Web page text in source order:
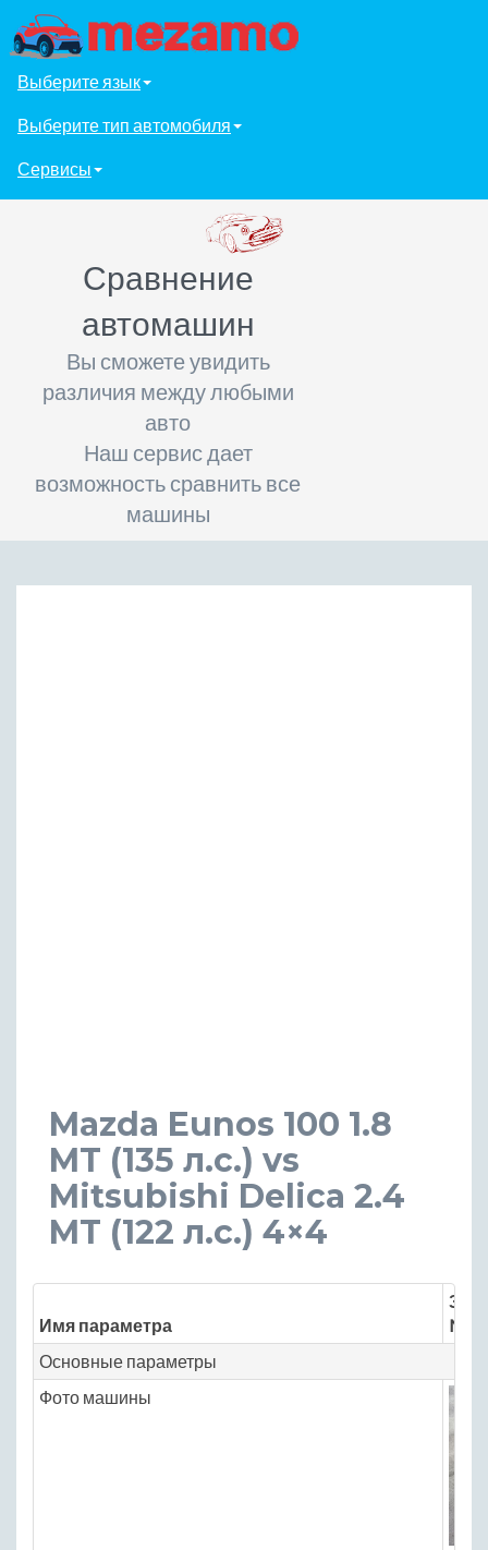
Выберите язык
Выберите тип автомобиля
Сервисы
Сравнение
автомашин
Вы сможете увидить
различия между любыми
авто
Наш сервис дает
возможность сравнить все
машины
Mazda Eunos 100 1.8
MT (135 л.с.) vs
Mitsubishi Delica 2.4
MT (122 л.с.) 4×4
Имя параметра
Основные параметры
Фото машины